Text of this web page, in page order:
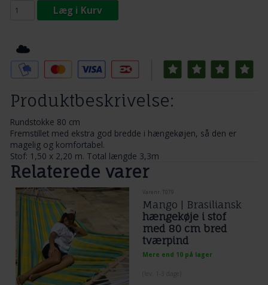
Læg i Kurv
Produktbeskrivelse:
Rundstokke 80 cm
Fremstillet med ekstra god bredde i hængekøjen, så den er
magelig og komfortabel.
Stof: 1,50 x 2,20 m. Total længde 3,3m
Relaterede varer
Varenr. T079
Mango | Brasiliansk
hængekøje i stof
med 80 cm bred
tværpind
Mere end 10 på lager